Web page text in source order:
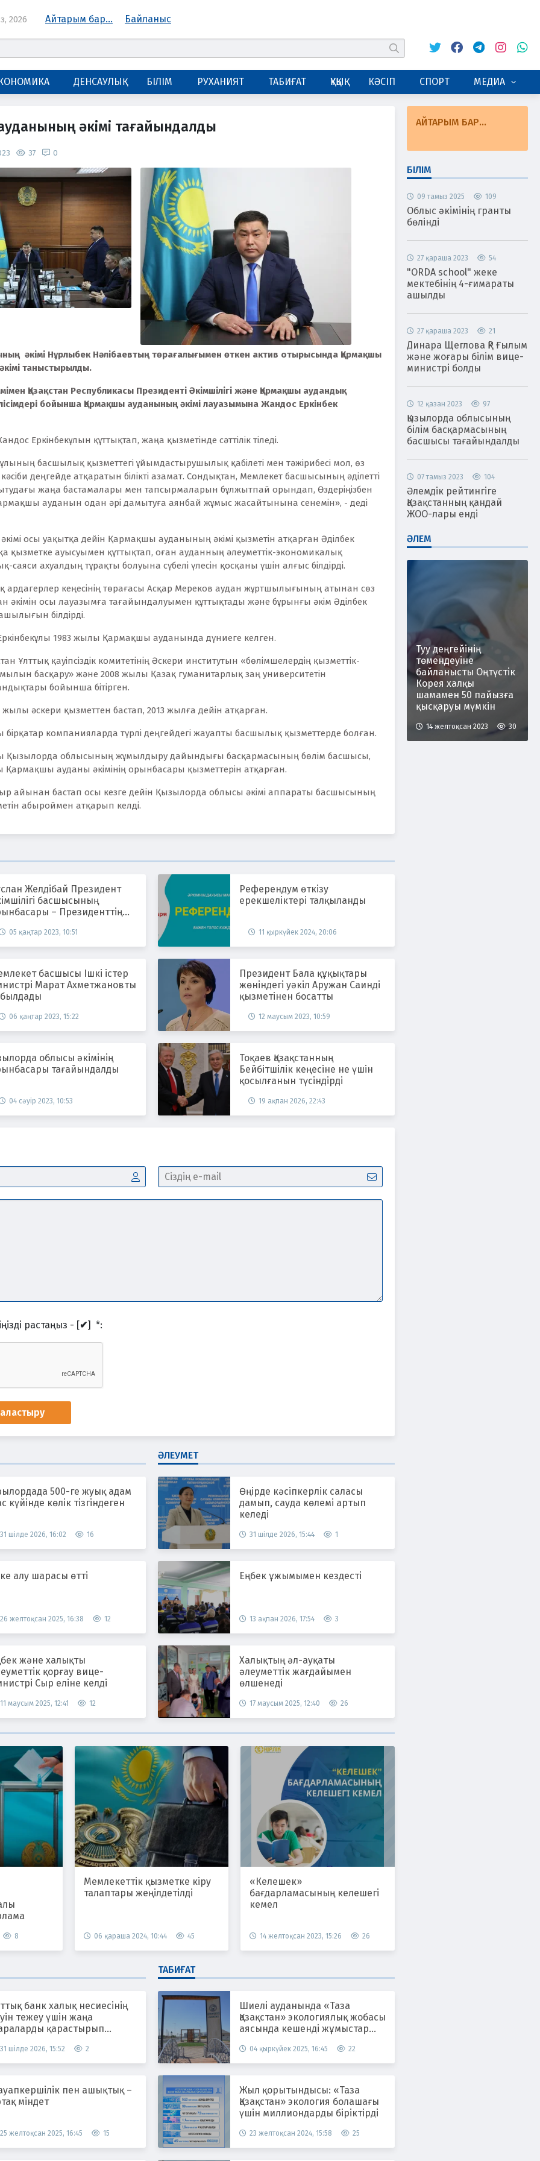
2026 Айтарым бар... Байланыс
табу
ДЕНСАУЛЫҚ БІЛІМ РУХАНИЯТ ТАБИҒАТ ҚҰҚЫҚ КӘСІП СПОРТ МЕДИА
әкімі тағайындалды
37 0
әкімі Нұрлыбек Нәлібаевтың төрағалығымен өткен актив отырысында Қармақшы
таныстырылды.
Қазақстан Республикасы Президенті Әкімшілігі және Қармақшы аудандық
бойынша Қармақшы ауданының әкімі лауазымына Жандос Еркінбек
Еркінбекұлын құттықтап, жаңа қызметінде сәттілік тіледі.
басшылық қызметтегі ұйымдастырушылық қабілеті мен тәжірибесі мол, өз
деңгейде атқаратын білікті азамат. Сондықтан, Мемлекет басшысының әділетті
жаңа бастамалары мен тапсырмаларын бұлжытпай орындап, Өздеріңізбен
ауданын одан әрі дамытуға аянбай жұмыс жасайтынына сенемін», - деді
осы уақытқа дейін Қармақшы ауданының әкімі қызметін атқарған Әділбек
қызметке ауысуымен құттықтап, оған ауданның әлеуметтік-экономикалық
саяси ахуалдың тұрақты болуына сүбелі үлесін қосқаны үшін алғыс білдірді.
кеңесінің төрағасы Асқар Мереков аудан жұртшылығының атынан сөз
әкімін осы лауазымға тағайындалуымен құттықтады және бұрынғы әкім Әділбек
білдірді.
1983 жылы Қармақшы ауданында дүниеге келген.
Ұлттық қауіпсіздік комитетінің Әскери институтын «бөлімшелердің қызметтік-
басқару» және 2008 жылы Қазақ гуманитарлық заң университетін
бойынша бітірген.
әскери қызметтен бастап, 2013 жылға дейін атқарған.
бірқатар компанияларда түрлі деңгейдегі жауапты басшылық қызметтерде болған.
Қызылорда облысының жұмылдыру дайындығы басқармасының бөлім басшысы,
Қармақшы ауданы әкімінің орынбасары қызметтерін атқарған.
айынан бастап осы кезге дейін Қызылорда облысы әкімі аппараты басшысының
абыроймен атқарып келді.
Желдібай Президент
басшысының
– Президенттің
05 қаңтар 2023, 10:51
Референдум өткізу
ерекшеліктері талқыланды
11 қыркүйек 2024, 20:06
басшысы Ішкі істер
Марат Ахметжановты
06 қаңтар 2023, 15:22
Президент Бала құқықтары
жөніндегі уәкіл Аружан Саинді
қызметінен босатты
12 маусым 2023, 10:59
облысы әкімінің
тағайындалды
04 сәуір 2023, 10:53
Тоқаев Қазақстанның
Бейбітшілік кеңесіне не үшін
қосылғанын түсіндірді
19 ақпан 2026, 22:43
растаңыз - [✔] *:
500-ге жуық адам
күйінде көлік тізгіндеген
31 шілде 2026, 16:02 16
алу шарасы өтті
26 желтоқсан 2025, 16:38 12
және халықты
қорғау вице-
Сыр еліне келді
11 маусым 2025, 12:41 12
ӘЛЕУМЕТ
Өңірде кәсіпкерлік саласы
дамып, сауда көлемі артып
келеді
31 шілде 2026, 15:44 1
Еңбек ұжымымен кездесті
13 ақпан 2026, 17:54 3
Халықтың әл-ауқаты
әлеуметтік жағдайымен
өлшенеді
17 маусым 2025, 12:40 26
8
Мемлекеттік қызметке кіру
талаптары жеңілдетілді
06 қараша 2024, 10:44 45
«Келешек»
бағдарламасының келешегі
кемел
14 желтоқсан 2023, 15:26 26
банк халық несиесінің
тежеу үшін жаңа
қарастырып
31 шілде 2026, 15:52 2
пен ашықтық –
міндет
25 желтоқсан 2025, 16:45 15
ТАБИҒАТ
Шиелі ауданында «Таза
Қазақстан» экологиялық жобасы
аясында кешенді жұмыстар
04 қыркүйек 2025, 16:45 22
Жыл қорытындысы: «Таза
Қазақстан» экология болашағы
үшін миллиондарды біріктірді
23 желтоқсан 2024, 15:58 25
АЙТАРЫМ БАР...
БІЛІМ
09 тамыз 2025 109
Облыс әкімінің гранты
бөлінді
27 қараша 2023 54
"ORDA school" жеке
мектебінің 4-ғимараты
ашылды
27 қараша 2023 21
Динара Щеглова ҚР Ғылым
және жоғары білім вице-
министрі болды
12 қазан 2023 97
Қызылорда облысының
білім басқармасының
басшысы тағайындалды
07 тамыз 2023 104
Әлемдік рейтингіге
Қазақстанның қандай
ЖОО-лары енді
ӘЛЕМ
Туу деңгейінің
төмендеуіне
байланысты Оңтүстік
Корея халқы
шамамен 50 пайызға
қысқаруы мүмкін
14 желтоқсан 2023 30